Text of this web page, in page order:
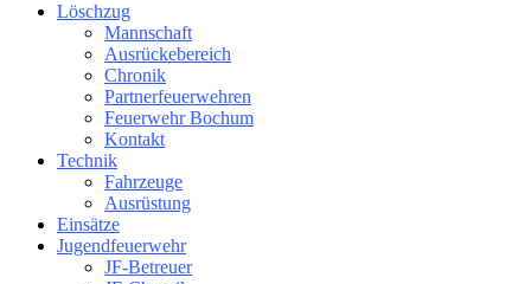
Löschzug
Mannschaft
Ausrückebereich
Chronik
Partnerfeuerwehren
Feuerwehr Bochum
Kontakt
Technik
Fahrzeuge
Ausrüstung
Einsätze
Jugendfeuerwehr
JF-Betreuer